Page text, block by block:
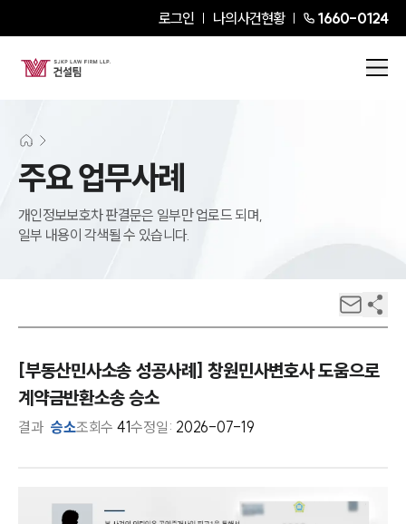
로그인 나의사건현황 1660-0124
주요 업무사례
개인정보보호차 판결문은 일부만 업로드 되며,
일부 내용이 각색될 수 있습니다.
[부동산민사소송 성공사례] 창원민사변호사 도움으로
계약금반환소송 승소
결과 승소조회수 41수정일: 2026-07-19